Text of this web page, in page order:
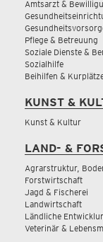
Amtsarzt &
Pflege & Betreuung
Soziale Dienste &
Sozialhilfe
Beihilfen &
KUNST &
Kunst & Kultur
LAND- &
Agrarstruktur,
Forstwirtschaft
Jagd & Fischerei
Landwirtschaft
Ländliche
Veterinär &